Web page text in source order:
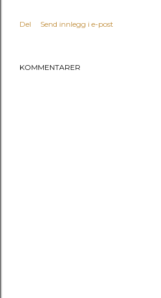
Del Send innlegg i e-post
KOMMENTARER